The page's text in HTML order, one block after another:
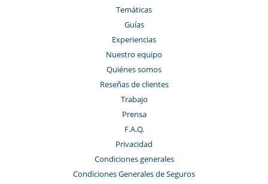
Temáticas
Guías
Experiencias
Nuestro equipo
Quiénes somos
Reseñas de clientes
Trabajo
Prensa
F.A.Q.
Privacidad
Condiciones generales
Condiciones Generales de Seguros